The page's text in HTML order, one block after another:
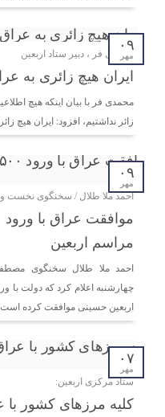
۰۹
مهر
محمدی فر ، دبیر ستاد اربعین
ایران هیچ زائری به
محمدی فر با بیان اینکه هیچ
زائر نداشتیم، افزود: ایران هیچ
۰۹
مهر
احمد ملا طلال / سخنگوی نخست
مراسم اربعین
احمد ملا طلال سخنگوی
اربعین حسینی موافقت کرده
۰۷
مهر
ستاد مرکزی اربعین:
کلیه مرزهای کشور